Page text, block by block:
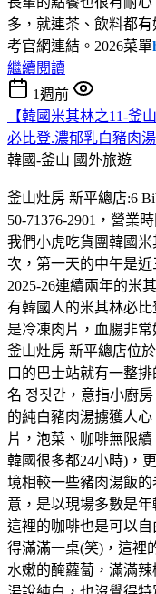
多，就連茶、飲料都
考官網連結。2026菜單
繼續閱讀
1週前
【韓國米其林之11-釜
必比登.濃郁乳白豬肉
韓國-釜山 國外旅遊
釜山灶房 新平總店:6
50-71376-2901，營業
我們小虎吃貨團韓國
次，第一天的中午是
2025-26連續兩年的米
有韓國人的米其林必
是冷凍肉片，血腸非
釜山灶房 新平總店位
口的巴士站就有一整
名 정짓간，意指小廚
的純白豬肉湯擄獲人
片，泡菜、咖啡無限
韓國很多都24小時)，
境相較一些豬肉湯飯
意，是以現場多數是
這裡的咖啡也是可以
得滿滿一桌(笑)，這裡
水嫩的醃蘿蔔，滿滿